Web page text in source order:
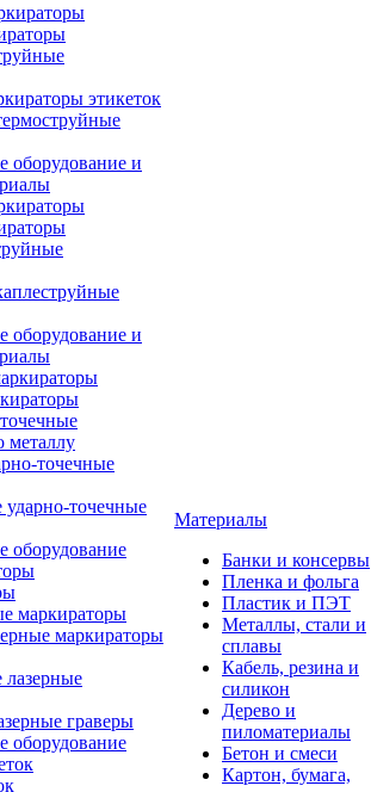
этикеток
оборудование и
оборудование и
металлу
точечные
точечные
оборудование
маркираторы
маркираторы
граверы
оборудование
Материалы
Банки и консервы
Пленка и фольга
Пластик и ПЭТ
Металлы, стали и
сплавы
Кабель, резина и
силикон
Дерево и
пиломатериалы
Бетон и смеси
Картон, бумага,